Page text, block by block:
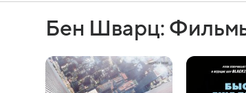
Бен Шварц: